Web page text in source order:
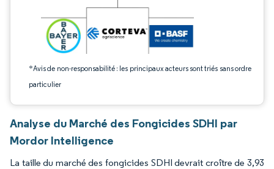
*Avis de non-responsabilité : les principaux acteurs sont triés sans ordre
particulier
Analyse du Marché des Fongicides SDHI par
Mordor Intelligence
La taille du marché des fongicides SDHI devrait croître de 3,93